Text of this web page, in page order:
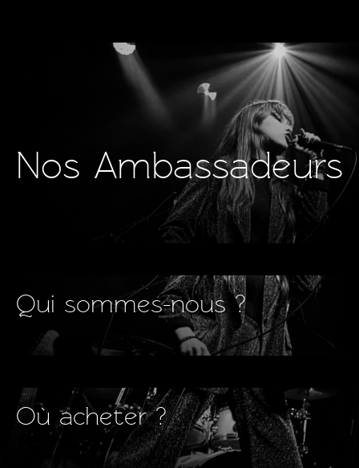
Nos Ambassadeurs
Qui sommes-nous ?
Où acheter ?